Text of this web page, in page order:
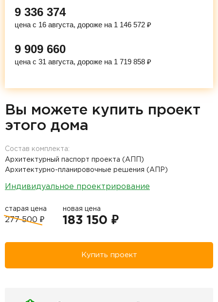
9 336 374
цена с 16 августа, дороже на 1 146 572 ₽
9 909 660
цена с 31 августа, дороже на 1 719 858 ₽
Вы можете купить проект
этого дома
Состав комплекта:
Архитектурный паспорт проекта (АПП)
Архитектурно-планировочные решения (АПР)
Индивидуальное проектрирование
старая цена
277 500 ₽
новая цена
183 150 ₽
Купить проект